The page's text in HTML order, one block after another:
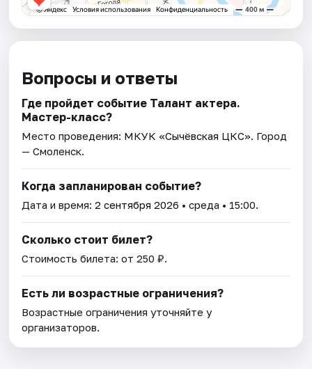
Вопросы и ответы
Где пройдет событие Талант актера.
Мастер-класс?
Место проведения: МКУК «Сычёвская ЦКС». Город
— Смоленск.
Когда запланирован событие?
Дата и время:2 сентября 2026 • среда • 15:00.
Сколько стоит билет?
Стоимость билета: от 250 ₽.
Есть ли возрастные ограничения?
Возрастные ограничения уточняйте у
организаторов.